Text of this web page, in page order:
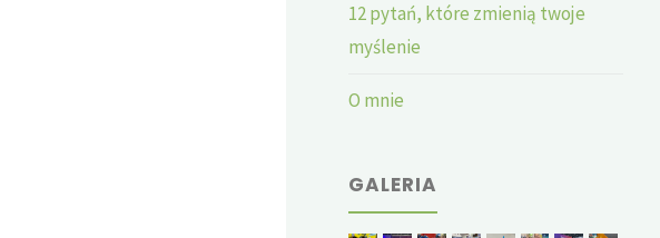
12 pytań, które zmienią twoje
myślenie
O mnie
GALERIA